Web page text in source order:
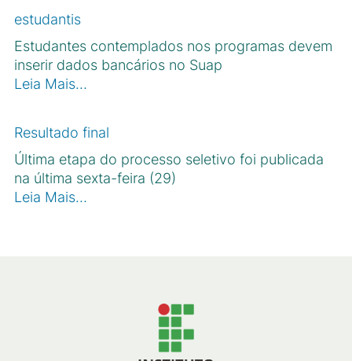
estudantis
Estudantes contemplados nos programas devem
inserir dados bancários no Suap
Leia Mais…
Resultado final
Última etapa do processo seletivo foi publicada
na última sexta-feira (29)
Leia Mais…